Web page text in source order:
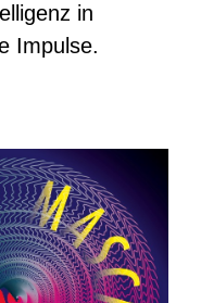
in
Impulse.